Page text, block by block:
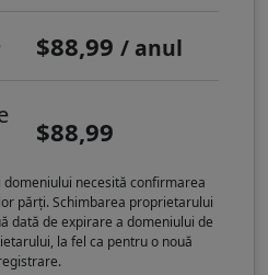
$88,99 / anul
$88,99
necesită confirmarea
părți. Schimbarea proprietarului
dată de expirare a domeniului de
la fel ca pentru o nouă